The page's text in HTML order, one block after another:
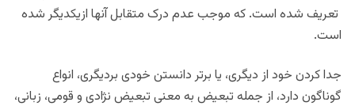
تعریف شده است. که موجب عدم درک متقابل آنها ازیکدیگر شده
است.
جدا کردن خود از دیگری، یا برتر دانستن خودی بردیگری، انواع
گوناگون دارد، از جمله تبعیض به معنی تبعیض نژادی و قومی، زبانی،